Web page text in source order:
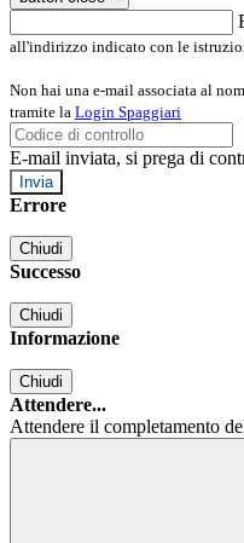
all'indirizzo indicato con le
Non hai una e-mail associata al
tramite la Login Spaggiari
E-mail inviata, si prega di
Errore
Chiudi
Successo
Chiudi
Informazione
Chiudi
Attendere...
Attendere il completamento